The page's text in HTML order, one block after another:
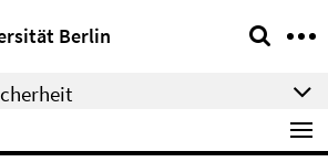
Berlin